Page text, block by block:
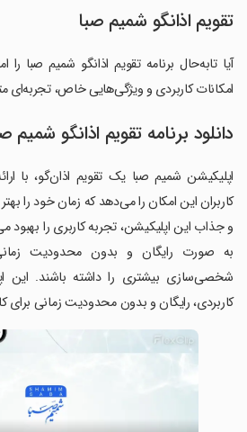
تقویم اذانگو شمیم صبا
آیا تابه‌حال برنامه تقویم اذانگو شمیم صبا را
امکانات کاربردی و ویژگی‌هایی خاص، تجربه‌ای
دانلود برنامه تقویم اذانگو شمیم
اپلیکیشن شمیم صبا یک تقویم اذان‌گو، با
کاربران این امکان را می‌دهد که زمان خود را
و جذاب این اپلیکیشن، تجربه کاربری را بهبود
به صورت رایگان و بدون محدودیت
شخصی‌سازی بیشتری را داشته باشند. این
کاربردی، رایگان و بدون محدودیت زمانی